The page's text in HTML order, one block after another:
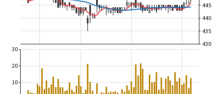
430
435
440
445
10
20
30